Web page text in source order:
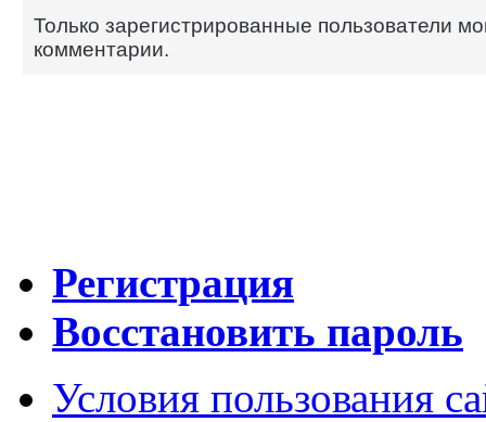
Только зарегистрированные пользователи
комментарии.
Регистрация
Восстановить пароль
Условия пользования